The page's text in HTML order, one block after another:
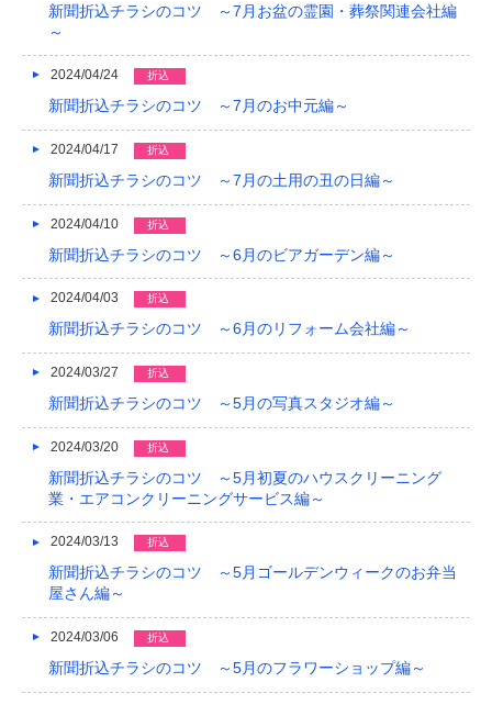
新聞折込チラシのコツ ～7月お盆の霊園・葬祭関連会社編
～
2024/04/24 折込
新聞折込チラシのコツ ～7月のお中元編～
2024/04/17 折込
新聞折込チラシのコツ ～7月の土用の丑の日編～
2024/04/10 折込
新聞折込チラシのコツ ～6月のビアガーデン編～
2024/04/03 折込
新聞折込チラシのコツ ～6月のリフォーム会社編～
2024/03/27 折込
新聞折込チラシのコツ ～5月の写真スタジオ編～
2024/03/20 折込
新聞折込チラシのコツ ～5月初夏のハウスクリーニング
業・エアコンクリーニングサービス編～
2024/03/13 折込
新聞折込チラシのコツ ～5月ゴールデンウィークのお弁当
屋さん編～
2024/03/06 折込
新聞折込チラシのコツ ～5月のフラワーショップ編～